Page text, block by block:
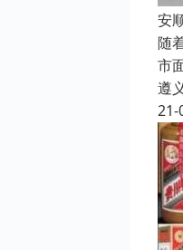
安
随
市
遵
21-